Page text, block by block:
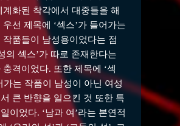
계화된 착각에서 대중들을 해
우선 제목에 ‘섹스’가 들어가는
작품들이 남성용이었다는 점
의 섹스’가 따로 존재한다는
충격이었다. 또한 제목에 ‘섹
가는 작품이 남성이 아닌 여성
큰 반향을 일으킨 것 또한 특
이었다. ‘남과 여’라는 본연적